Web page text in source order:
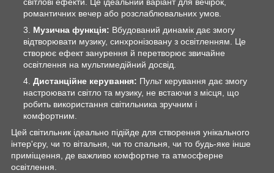
світлові ефекти. Це ідеальний варіант для вечірок,
романтичних вечер або розслаблювальних умов.
Музична функція: Вбудований динамік дає змогу
відтворювати музику, синхронізовану з освітленням. Це
створює ефект занурення й перетворює звичайне
освітлення на мультимедійний досвід.
Дистанційне керування: Пульт керування дає змогу
настроювати світло та музику, не встаючи з місця, що
робить використання світильника зручним і
комфортним.
Цей світильник ідеально підійде для створення унікального
інтер'єру, чи то вітальня, чи то спальня, чи то будь-яке інше
приміщення, де важливо комфортне та атмосферне
освітлення.